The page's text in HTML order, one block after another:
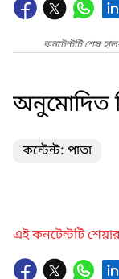
কনটেন্টটি শেষ
অনুমোদিত
কন্টেন্ট: পাতা
এই কনটেন্টটি